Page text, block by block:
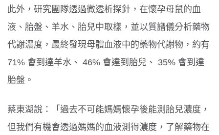
此外，研究團隊透過微透析探針，在懷孕母鼠的血
液、胎盤、羊水、胎兒中取樣，並以質譜儀分析藥物
代謝濃度，最終發現母體血液中的藥物代謝物，約有
71% 會到達羊水、 46% 會達到胎兒、 35% 會到達
胎盤。
蔡東湖說：「過去不可能媽媽懷孕後能測胎兒濃度，
但我們有機會透過媽媽的血液測得濃度，了解藥物在